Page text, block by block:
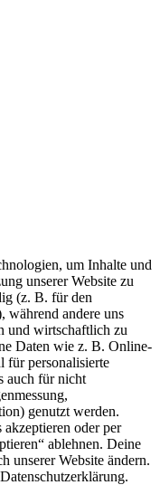
um Inhalte und
unserer Website zu
(z. B. für den
während andere uns
und wirtschaftlich zu
Daten wie z. B. Online-
für personalisierte
auch für nicht
genutzt werden.
oder per
ablehnen. Deine
unserer Website ändern.